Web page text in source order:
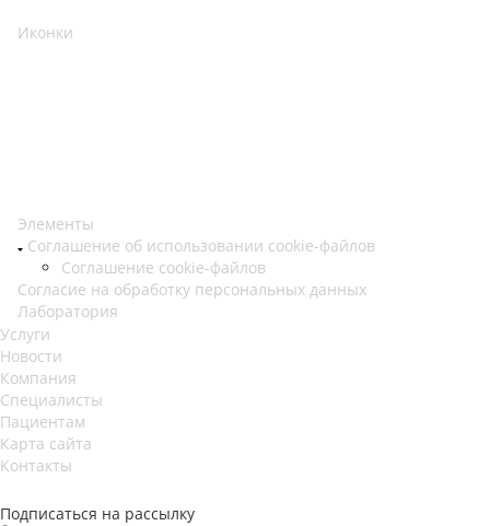
Иконки
Элементы
Соглашение об использовании cookie-файлов
Соглашение cookie-файлов
Согласие на обработку персональных данных
Лаборатория
Услуги
Новости
Компания
Специалисты
Пациентам
Карта сайта
Контакты
Подписаться на рассылку